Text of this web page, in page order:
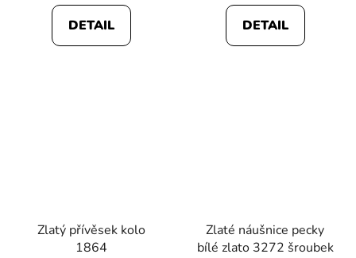
4,8
z
DETAIL
5,0
z
DETAIL
Zlatý přívěsek kolo
1864
Zlaté náušnice pecky
bílé zlato 3272 šroubek